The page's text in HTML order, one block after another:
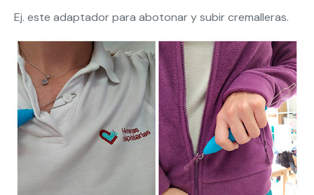
Ej. este adaptador para abotonar y subir cremalleras.